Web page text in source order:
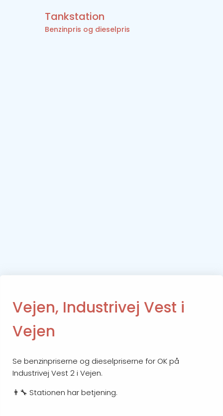
Tankstation
Benzinpris og dieselpris
Vejen, Industrivej Vest i
Vejen
Se benzinpriserne og dieselpriserne for OK på
Industrivej Vest 2 i Vejen.
👨‍🔧 Stationen har betjening.